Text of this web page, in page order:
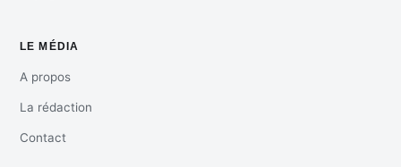
LE MÉDIA
A propos
La rédaction
Contact